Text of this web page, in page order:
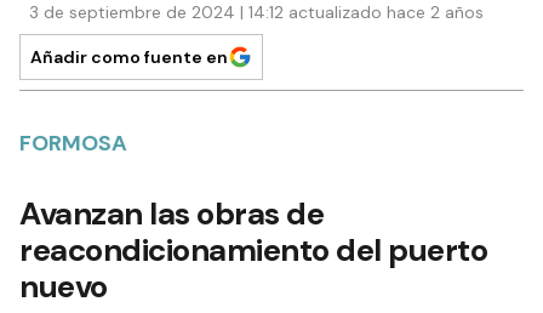
3 de septiembre de 2024 | 14:12 actualizado hace 2 años
Añadir como fuente en
FORMOSA
Avanzan las obras de
reacondicionamiento del puerto
nuevo